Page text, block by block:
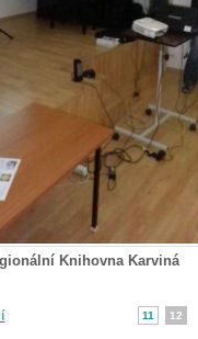
Knihovna Karviná
11 12